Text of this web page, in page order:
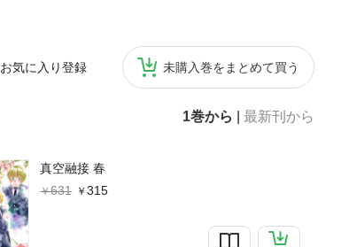
お気に入り登録 未購入巻をまとめて買う
1巻から 最新刊から
真空融接 春
631
315